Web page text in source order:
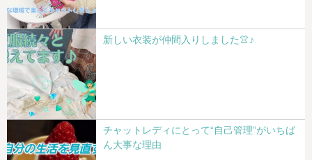
新しい衣装が仲間入りしました👚♪
チャットレディにとって“自己管理”がいちば
ん大事な理由